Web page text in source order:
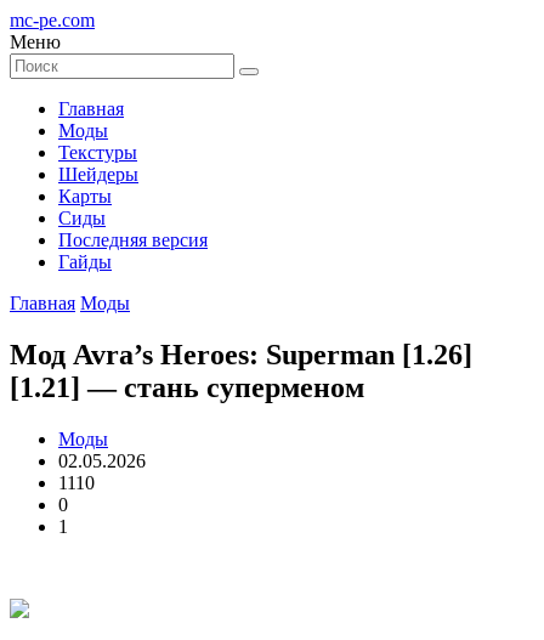
mc-pe.com
Меню
Главная
Моды
Текстуры
Шейдеры
Карты
Сиды
Последняя версия
Гайды
Главная Моды
Мод Avra’s Heroes: Superman [1.26]
[1.21] — стань суперменом
Моды
02.05.2026
1110
0
1